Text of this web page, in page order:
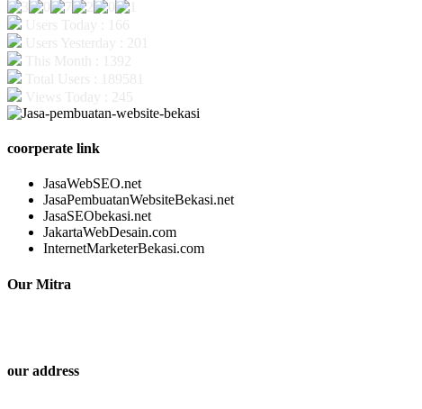
coorperate link
JasaWebSEO.net
JasaPembuatanWebsiteBekasi.net
JasaSEObekasi.net
JakartaWebDesain.com
InternetMarketerBekasi.com
Our Mitra
our address